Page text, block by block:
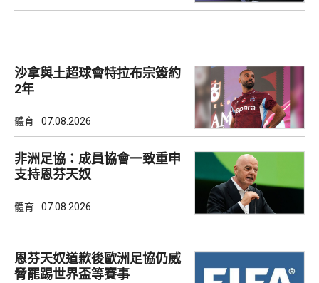
沙拿與土超球會特拉布宗簽約
2年
體育 07.08.2026
非洲足協：成員協會一致重申
支持恩芬天奴
體育 07.08.2026
恩芬天奴道歉後歐洲足協仍威
脅罷踢世界盃等賽事